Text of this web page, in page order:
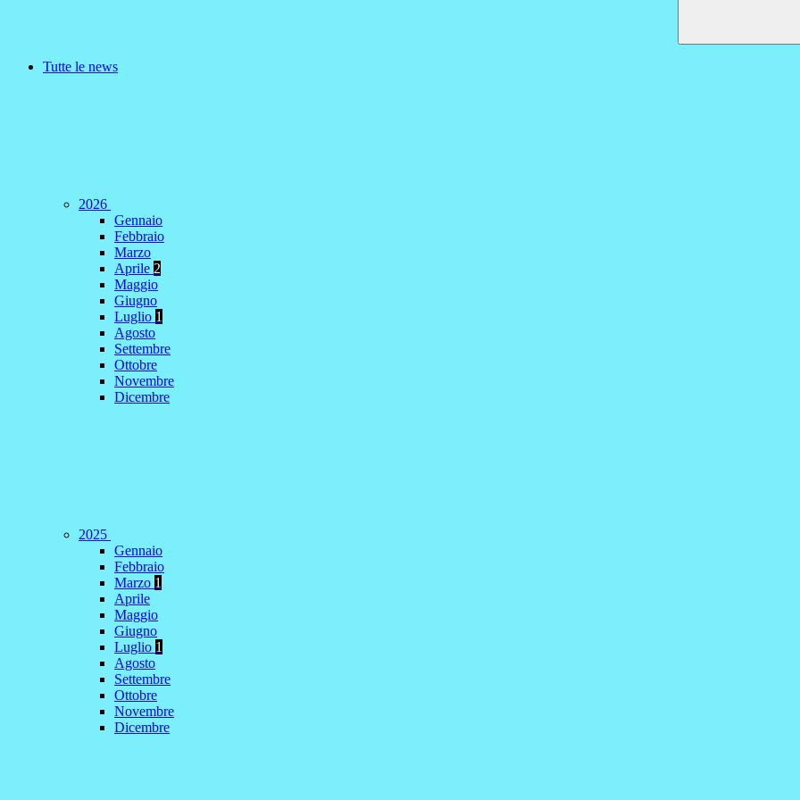
Tutte le news
2026
Gennaio
Febbraio
Marzo
Aprile 2
Maggio
Giugno
Luglio 1
Agosto
Settembre
Ottobre
Novembre
Dicembre
2025
Gennaio
Febbraio
Marzo 1
Aprile
Maggio
Giugno
Luglio 1
Agosto
Settembre
Ottobre
Novembre
Dicembre